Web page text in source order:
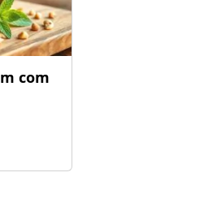
com